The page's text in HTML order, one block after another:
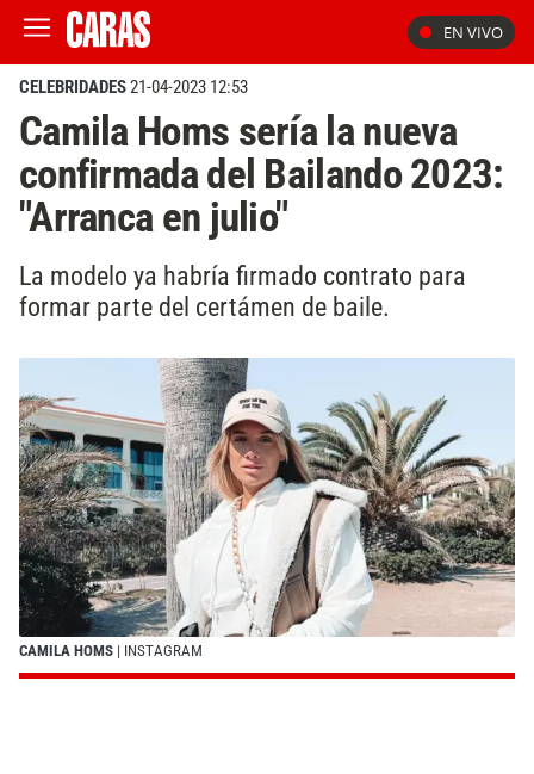
EN VIVO
CELEBRIDADES21-04-2023 12:53
Camila Homs sería la nueva
confirmada del Bailando 2023:
"Arranca en julio"
La modelo ya habría firmado contrato para
formar parte del certámen de baile.
CAMILA HOMS | INSTAGRAM